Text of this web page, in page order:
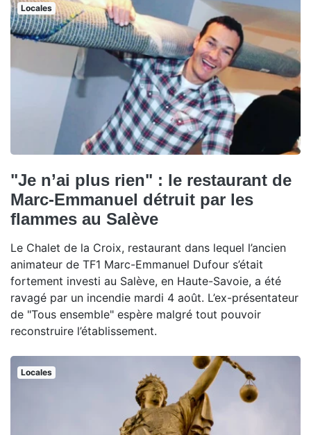
Locales
"Je n’ai plus rien" : le restaurant de
Marc-Emmanuel détruit par les
flammes au Salève
Le Chalet de la Croix, restaurant dans lequel l’ancien
animateur de TF1 Marc-Emmanuel Dufour s’était
fortement investi au Salève, en Haute-Savoie, a été
ravagé par un incendie mardi 4 août. L’ex-présentateur
de "Tous ensemble" espère malgré tout pouvoir
reconstruire l’établissement.
Locales